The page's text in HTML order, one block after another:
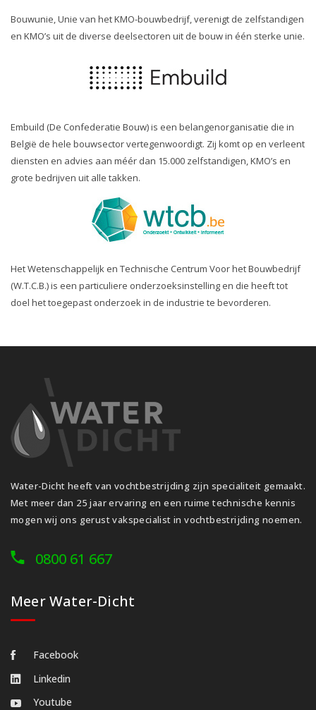
Bouwunie, Unie van het KMO-bouwbedrijf, verenigt de zelfstandigen
en KMO’s uit de diverse deelsectoren uit de bouw in één sterke unie.
Embuild (De Confederatie Bouw) is een belangenorganisatie die in
België de hele bouwsector vertegenwoordigt. Zij komt op en verleent
diensten en advies aan méér dan 15.000 zelfstandigen, KMO’s en
grote bedrijven uit alle takken.
Het Wetenschappelijk en Technische Centrum Voor het Bouwbedrijf
(W.T.C.B.) is een particuliere onderzoeksinstelling en die heeft tot
doel het toegepast onderzoek in de industrie te bevorderen.
Water-Dicht heeft van vochtbestrijding zijn specialiteit gemaakt.
Met meer dan 25 jaar ervaring en een ruime technische kennis
mogen wij ons gerust vakspecialist in vochtbestrijding noemen.
0800 61 667
Meer Water-Dicht
Facebook
Linkedin
Youtube